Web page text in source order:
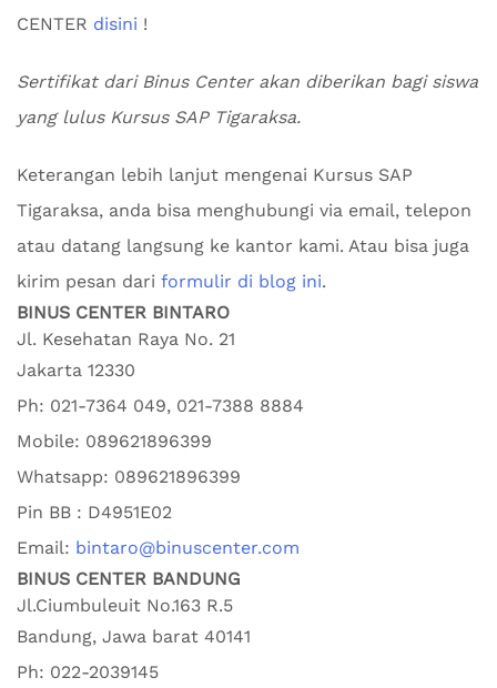
CENTER disini !
Sertifikat dari Binus Center akan diberikan bagi siswa
yang lulus Kursus SAP Tigaraksa.
Keterangan lebih lanjut mengenai Kursus SAP
Tigaraksa, anda bisa menghubungi via email, telepon
atau datang langsung ke kantor kami. Atau bisa juga
kirim pesan dari formulir di blog ini.
BINUS CENTER BINTARO
Jl. Kesehatan Raya No. 21
Jakarta 12330
Ph: 021-7364 049, 021-7388 8884
Mobile: 089621896399
Whatsapp: 089621896399
Pin BB : D4951E02
Email: bintaro@binuscenter.com
BINUS CENTER BANDUNG
Jl.Ciumbuleuit No.163 R.5
Bandung, Jawa barat 40141
Ph: 022-2039145